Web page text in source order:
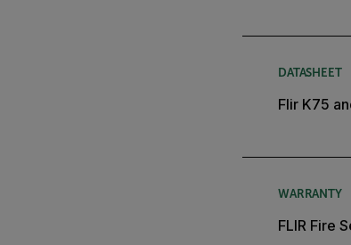
DATASHEET
Flir K75
WARRANTY
FLIR Fire